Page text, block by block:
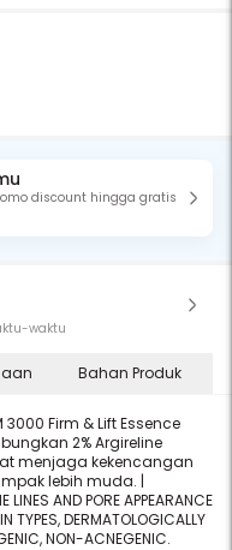
discount hingga gratis
waktu
Bahan Produk
Firm & Lift Essence
2% Argireline
menjaga kekencangan
lebih muda. |
AND PORE APPEARANCE
TYPES, DERMATOLOGICALLY
NON-ACNEGENIC.